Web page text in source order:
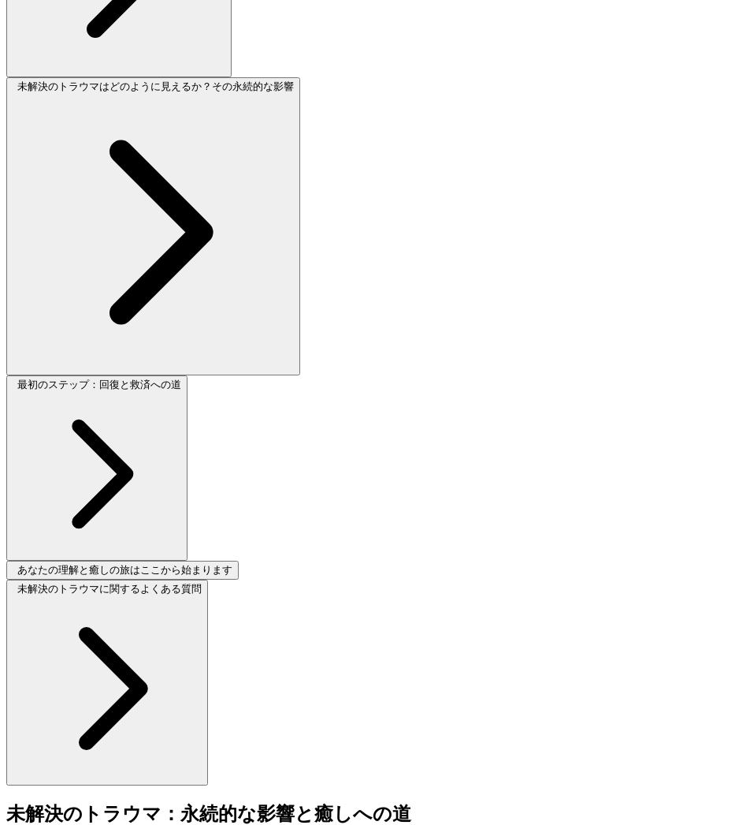
未解決のトラウマはどのように見えるか？その永続的な影響
最初のステップ：回復と救済への道
あなたの理解と癒しの旅はここから始まります
未解決のトラウマに関するよくある質問
未解決のトラウマ：永続的な影響と癒しへの道